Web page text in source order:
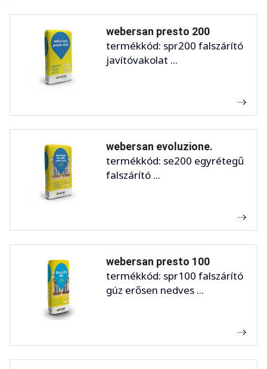
webersan presto 200
termékkód: spr200 falszárító
javítóvakolat ...
webersan evoluzione.
termékkód: se200 egyrétegű
falszárító ...
webersan presto 100
termékkód: spr100 falszárító
gúz erősen nedves ...